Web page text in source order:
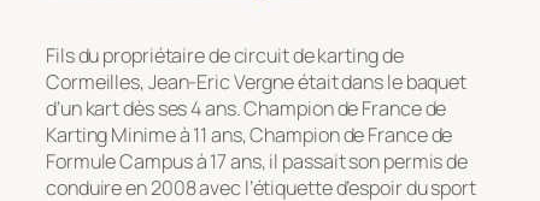
Fils du propriétaire de circuit de karting de
Cormeilles, Jean-Eric Vergne était dans le baquet
d’un kart dès ses 4 ans. Champion de France de
Karting Minime à 11 ans, Champion de France de
Formule Campus à 17 ans, il passait son permis de
conduire en 2008 avec l’étiquette d’espoir du sport